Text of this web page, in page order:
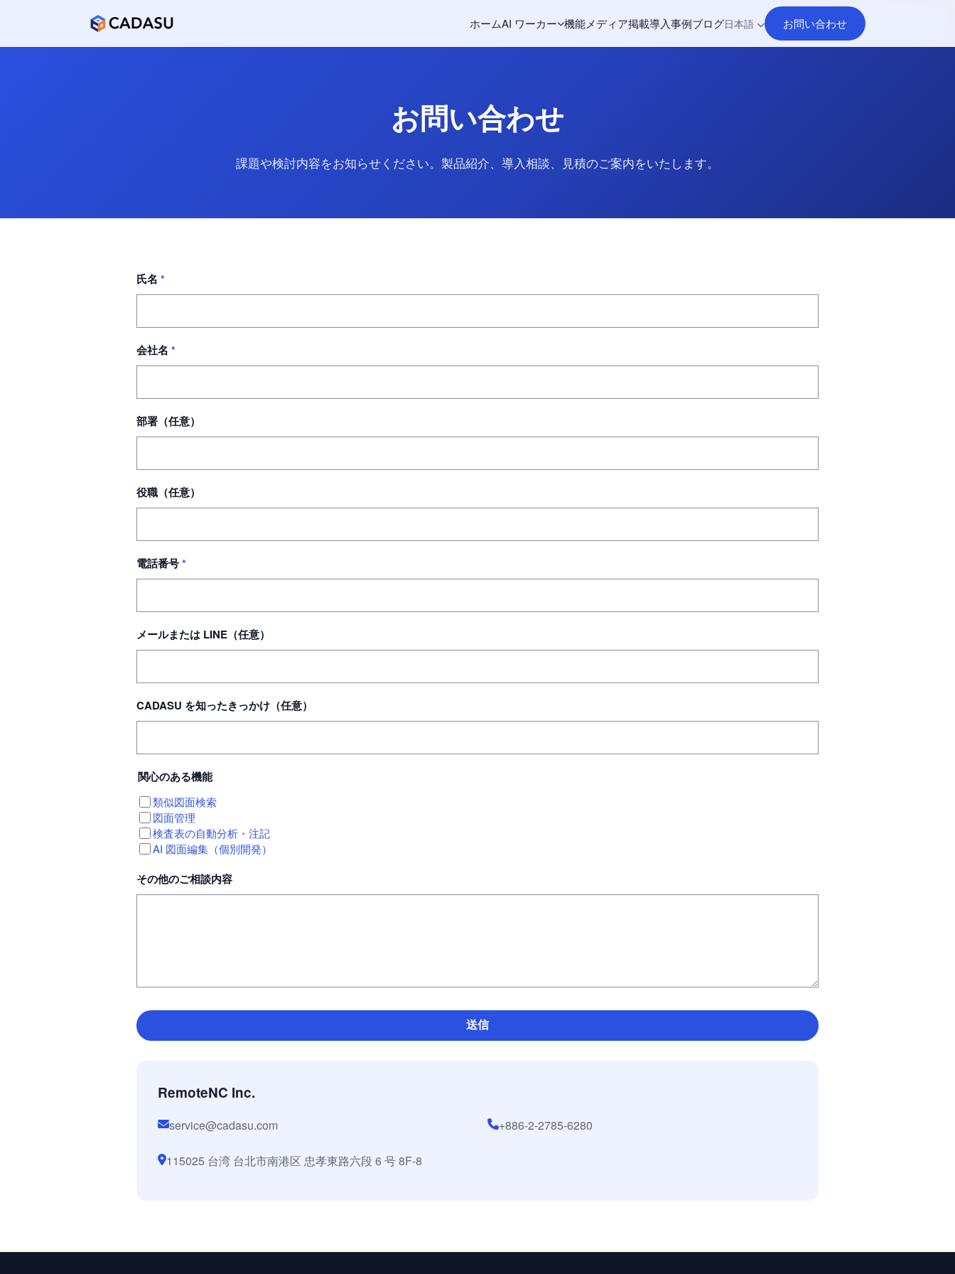
ホームAI ワーカー 機能メディア掲載導入事例ブログ日本語 お問い合わせ
お問い合わせ
課題や検討内容をお知らせください。製品紹介、導入相談、見積のご案内をいたします。
氏名 *
会社名 *
部署（任意）
役職（任意）
電話番号*
メールまたは LINE（任意）
CADASU を知ったきっかけ（任意）
関心のある機能
類似図面検索
図面管理
検査表の自動分析・注記
AI 図面編集（個別開発）
その他のご相談内容
送信
RemoteNC Inc.
service@cadasu.com +886-2-2785-6280
115025 台湾 台北市南港区 忠孝東路六段 6 号 8F-8